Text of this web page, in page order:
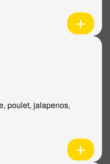
poulet, jalapenos,